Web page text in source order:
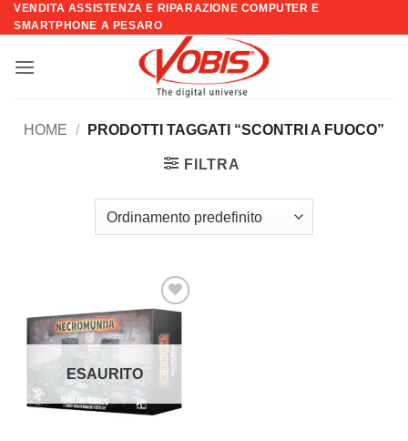
Salta
ai
VENDITA ASSISTENZA E RIPARAZIONE COMPUTER E
SMARTPHONE A PESARO
HOME / PRODOTTI TAGGATI “SCONTRI A FUOCO”
FILTRA
Aggiungi
alla lista
dei
desideri
ESAURITO